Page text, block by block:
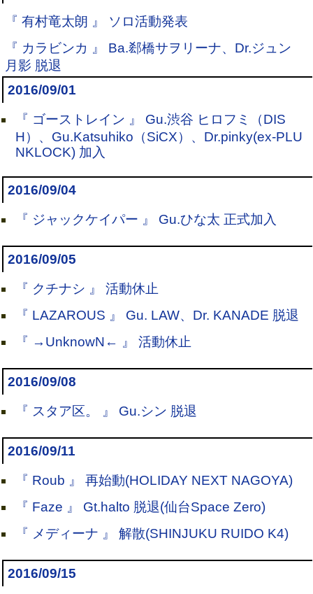
『 有村竜太朗 』 ソロ活動発表
『 カラビンカ 』 Ba.郄橋サヲリーナ、Dr.ジュン
月影 脱退
2016/09/01
『 ゴーストレイン 』 Gu.渋谷 ヒロフミ（DIS
H）、Gu.Katsuhiko（SiCX）、Dr.pinky(ex-PLU
NKLOCK) 加入
2016/09/04
『 ジャックケイパー 』 Gu.ひな太 正式加入
2016/09/05
『 クチナシ 』 活動休止
『 LAZAROUS 』 Gu. LAW、Dr. KANADE 脱退
『 →UnknowN← 』 活動休止
2016/09/08
『 スタア区。 』 Gu.シン 脱退
2016/09/11
『 Roub 』 再始動(HOLIDAY NEXT NAGOYA)
『 Faze 』 Gt.halto 脱退(仙台Space Zero)
『 メディーナ 』 解散(SHINJUKU RUIDO K4)
2016/09/15